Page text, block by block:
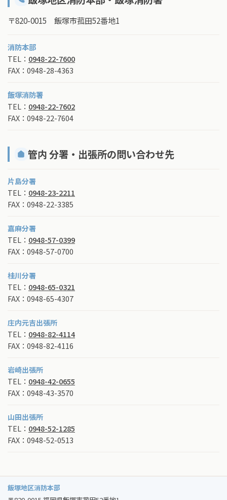
〒820-0015 飯塚市菰田52番地1
消防本部
TEL： 0948-22-7600
FAX：0948-28-4363
飯塚消防署
TEL： 0948-22-7602
FAX：0948-22-7604
管内 分署・出張所の問い合わせ先
片島分署
TEL： 0948-23-2211
FAX：0948-22-3385
嘉麻分署
TEL： 0948-57-0399
FAX：0948-57-0700
桂川分署
TEL： 0948-65-0321
FAX：0948-65-4307
庄内元吉出張所
TEL： 0948-82-4114
FAX：0948-82-4116
岩崎出張所
TEL： 0948-42-0655
FAX：0948-43-3570
山田出張所
TEL： 0948-52-1285
FAX：0948-52-0513
飯塚地区消防本部